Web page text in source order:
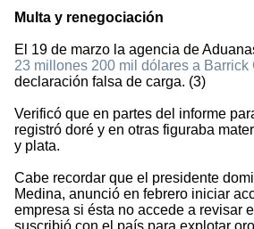
Multa y renegociación
El 19 de marzo la agencia de
23 millones 200 mil dólares a Barrick
declaración falsa de carga. (3)
Verificó que en partes del informe
registró doré y en otras figuraba
y plata.
Cabe recordar que el presidente
Medina, anunció en febrero iniciar
empresa si ésta no accede a revisar